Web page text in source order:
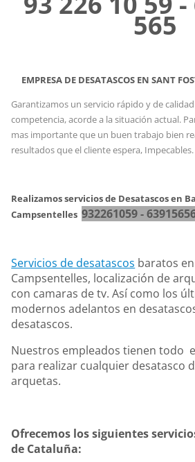
565
EMPRESA DE DESATASCOS EN SANT
Garantizamos un servicio rápido y de
competencia, acorde a la situación actual.
mas importante que un buen trabajo bien
resultados que el cliente espera, Impecables.
Realizamos servicios de Desatascos en
Campsentelles932261059 -
Servicios de desatascos baratos
Campsentelles, localización de
con camaras de tv. Así como los
modernos adelantos en
desatascos.
Nuestros empleados tienen todo
para realizar cualquier desatasco
arquetas.
Ofrecemos los siguientes
de Cataluña: